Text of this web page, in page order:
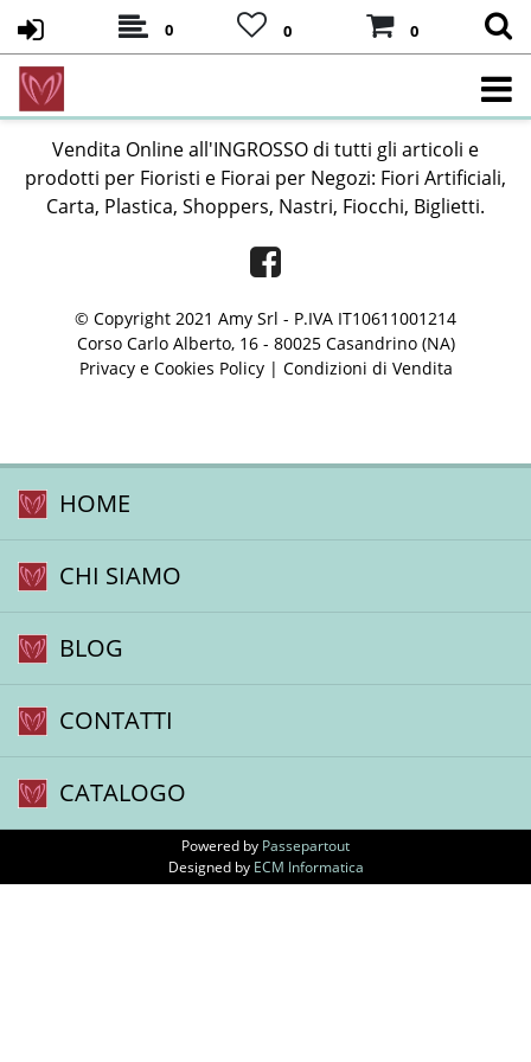
0 0 0
Vendita Online all'INGROSSO di tutti gli articoli e
prodotti per Fioristi e Fiorai per Negozi: Fiori Artificiali,
Carta, Plastica, Shoppers, Nastri, Fiocchi, Biglietti.
© Copyright 2021 Amy Srl - P.IVA IT10611001214
Corso Carlo Alberto, 16 - 80025 Casandrino (NA)
Privacy e Cookies Policy| Condizioni di Vendita
HOME
CHI SIAMO
BLOG
CONTATTI
CATALOGO
Powered by Passepartout
Designed by ECM Informatica